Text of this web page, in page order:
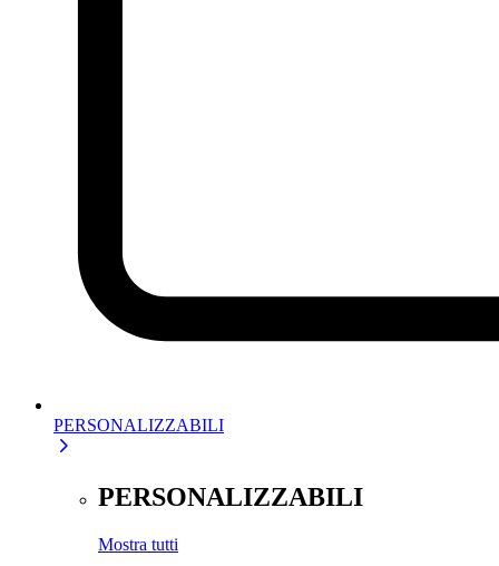
PERSONALIZZABILI
PERSONALIZZABILI
Mostra tutti